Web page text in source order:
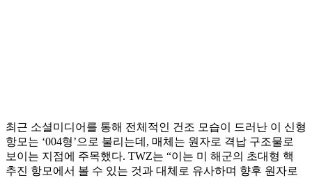
최근 소셜미디어를 통해 전체적인 건조 모습이 드러난 이 신형
항모는 ‘004형’으로 불리는데, 매체는 원자로 격납 구조물로
보이는 지점에 주목했다. TWZ는 “이는 미 해군의 초대형 핵
추진 항모에서 볼 수 있는 것과 대체로 유사하며 향후 원자로